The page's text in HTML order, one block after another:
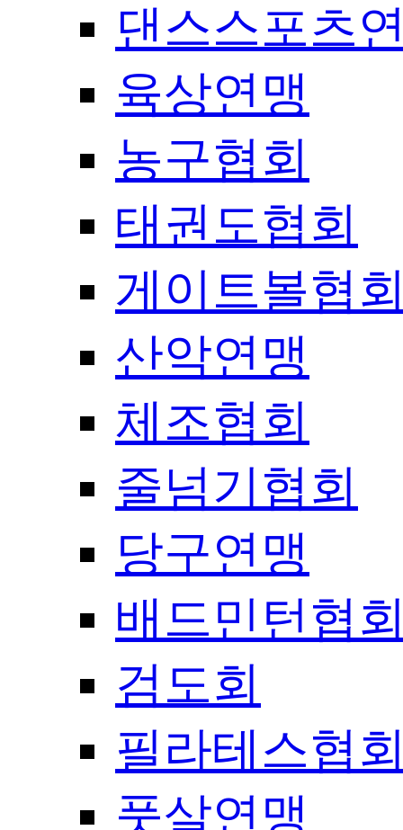
댄스스포츠
육상연맹
농구협회
태권도협회
게이트볼협
산악연맹
체조협회
줄넘기협회
당구연맹
배드민턴협
검도회
필라테스협
풋살연맹